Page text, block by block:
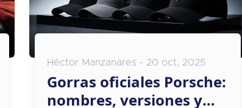
Héctor Manzanares - 20 oct, 2025
Gorras oficiales Porsche:
nombres, versiones y